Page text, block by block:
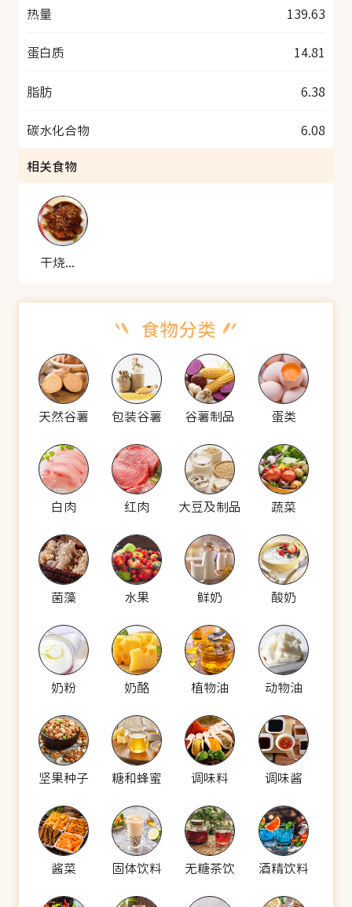
热量 139.63
蛋白质 14.81
脂肪 6.38
碳水化合物
6.08
相关食物
干烧开片鲤鱼
天然谷薯 包装谷薯 谷薯制品 蛋类
白肉 红肉 大豆及制品 蔬菜
菌藻 水果 鲜奶 酸奶
奶粉 奶酪 植物油 动物油
坚果种子 糖和蜂蜜 调味料 调味酱
酱菜 固体饮料 无糖茶饮 酒精饮料